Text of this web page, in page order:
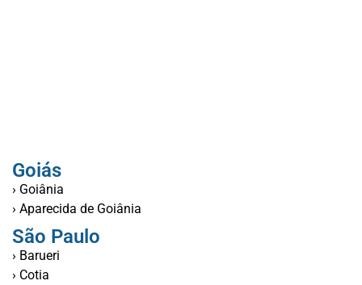
Goiás
› Goiânia
› Aparecida de Goiânia
São Paulo
› Barueri
› Cotia